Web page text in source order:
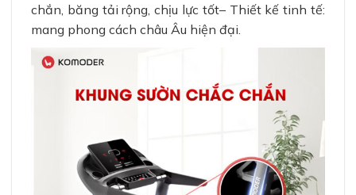
chắn, băng tải rộng, chịu lực tốt– Thiết kế tinh tế:
mang phong cách châu Âu hiện đại.